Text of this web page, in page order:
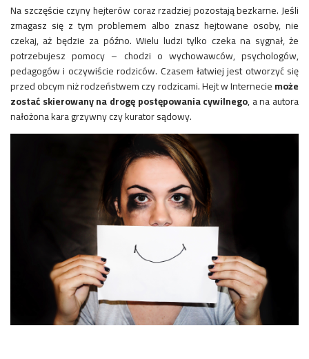
Na szczęście czyny hejterów coraz rzadziej pozostają bezkarne. Jeśli
zmagasz się z tym problemem albo znasz hejtowane osoby, nie
czekaj, aż będzie za późno. Wielu ludzi tylko czeka na sygnał, że
potrzebujesz pomocy – chodzi o wychowawców, psychologów,
pedagogów i oczywiście rodziców. Czasem łatwiej jest otworzyć się
przed obcym niż rodzeństwem czy rodzicami. Hejt w Interneciemoże
zostać skierowany na drogę postępowania cywilnego, a na autora
nałożona kara grzywny czy kurator sądowy.